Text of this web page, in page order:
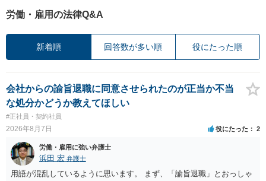
労働・雇用の法律Q&A
新着順 回答数が多い順 役にたった順
会社からの諭旨退職に同意させられたのが正当か不当
な処分かどうか教えてほしい
#正社員・契約社員
2026年8月7日 役にたった 2
労働・雇用に強い弁護士
浜田 宏 弁護士
用語が混乱しているように思います。 まず、「諭旨退職」とおっしゃ